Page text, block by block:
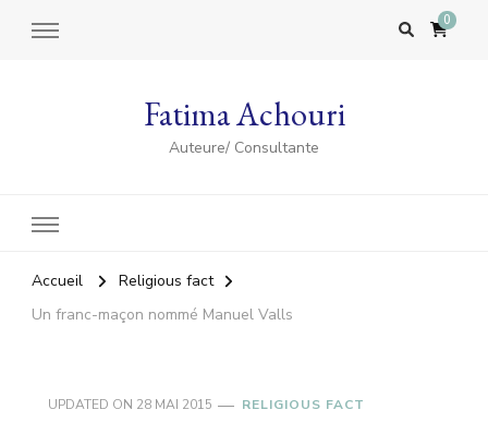
0
Fatima Achouri
Auteure/ Consultante
Accueil
Religious fact
Un franc-maçon nommé Manuel Valls
UPDATED ON 28 MAI 2015 RELIGIOUS FACT